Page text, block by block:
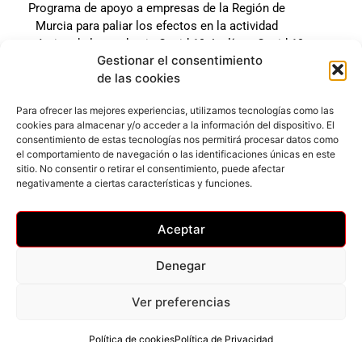
Gestionar el consentimiento
de las cookies
Para ofrecer las mejores experiencias, utilizamos tecnologías como las
cookies para almacenar y/o acceder a la información del dispositivo. El
consentimiento de estas tecnologías nos permitirá procesar datos como
el comportamiento de navegación o las identificaciones únicas en este
sitio. No consentir o retirar el consentimiento, puede afectar
negativamente a ciertas características y funciones.
Aceptar
Denegar
Ver preferencias
Política de cookiesPolítica de Privacidad
Programa de apoyo a empresas de la Región de
Murcia para paliar los efectos en la actividad
económica de la pandemia Covid-19. La línea Covid-19
coste cero cofinanciada por la unión europea.
Expediente: 2020.07.COSI.0483
Web desarrollada gracias al Programa Kit Digital
Cofinanciado por los Fondos Next Generation (EU) del
–Accesibilidad–Cookies
© Todos los derechos reservados